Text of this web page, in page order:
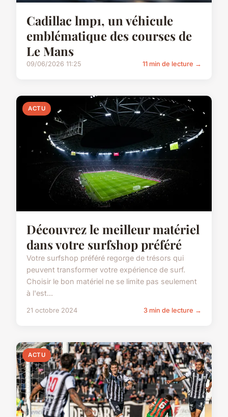
Cadillac lmp1, un véhicule
emblématique des courses de
Le Mans
09/06/2026 11:25 11 min de lecture →
ACTU
Découvrez le meilleur matériel
dans votre surfshop préféré
Votre surfshop préféré regorge de trésors qui
peuvent transformer votre expérience de surf.
Choisir le bon matériel ne se limite pas seulement
à l'est...
21 octobre 2024 3 min de lecture →
ACTU